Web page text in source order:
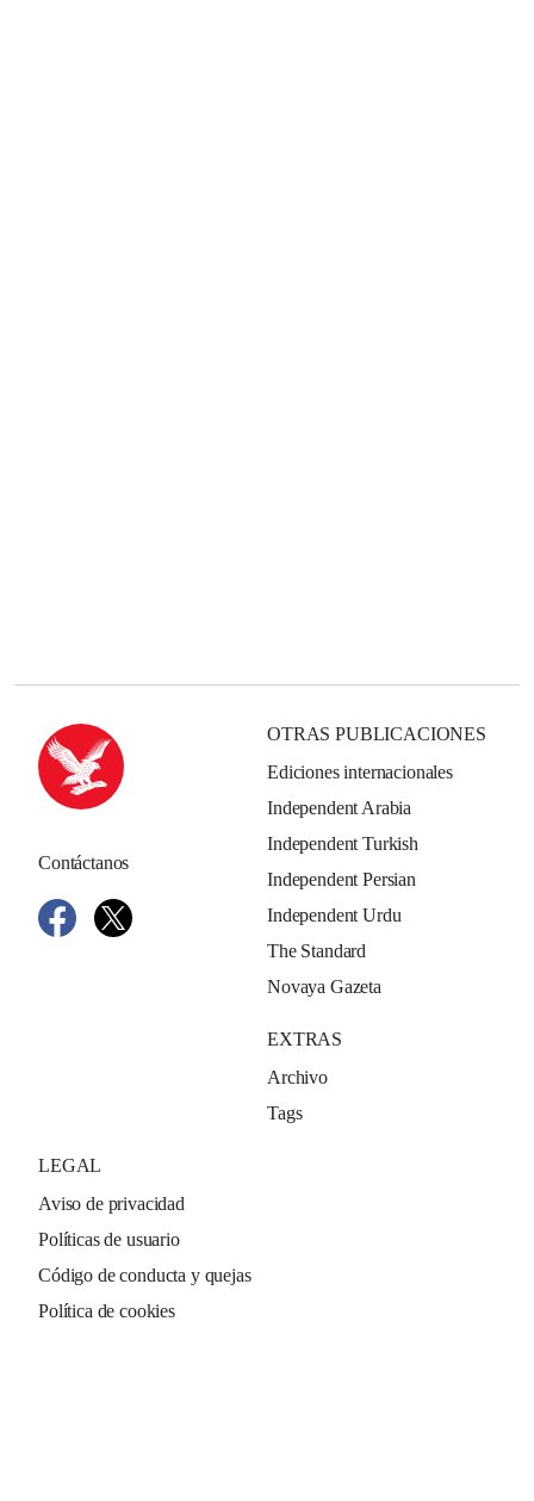
Contáctanos
OTRAS PUBLICACIONES
Ediciones internacionales
Independent Arabia
Independent Turkish
Independent Persian
Independent Urdu
The Standard
Novaya Gazeta
EXTRAS
Archivo
Tags
LEGAL
Aviso de privacidad
Políticas de usuario
Código de conducta y quejas
Política de cookies